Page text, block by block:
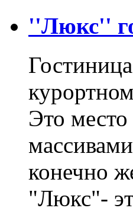
''Люкс''
Это
конечно
"Люкс"-